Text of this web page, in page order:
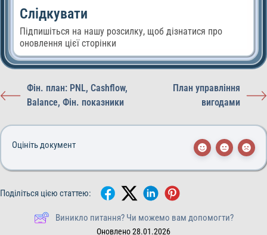
Слідкувати
Підпишіться на нашу розсилку, щоб дізнатися про
оновлення цієї сторінки
Фін. план: PNL, Cashflow,
Balance, Фін. показники
План управління
вигодами
Оцініть документ
Поділіться цією статтею:
Виникло питання? Чи можемо вам допомогти?
Оновлено 28.01.2026